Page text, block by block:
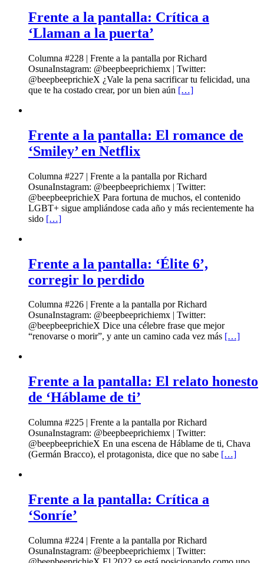
Frente a la pantalla: Crítica a
‘Llaman a la puerta’
Columna #228 | Frente a la pantalla por Richard
OsunaInstagram: @beepbeeprichiemx | Twitter:
@beepbeeprichieX ¿Vale la pena sacrificar tu felicidad, una
que te ha costado crear, por un bien aún […]
Frente a la pantalla: El romance de
‘Smiley’ en Netflix
Columna #227 | Frente a la pantalla por Richard
OsunaInstagram: @beepbeeprichiemx | Twitter:
@beepbeeprichieX Para fortuna de muchos, el contenido
LGBT+ sigue ampliándose cada año y más recientemente ha
sido […]
Frente a la pantalla: ‘Élite 6’,
corregir lo perdido
Columna #226 | Frente a la pantalla por Richard
OsunaInstagram: @beepbeeprichiemx | Twitter:
@beepbeeprichieX Dice una célebre frase que mejor
“renovarse o morir”, y ante un camino cada vez más […]
Frente a la pantalla: El relato honesto
de ‘Háblame de ti’
Columna #225 | Frente a la pantalla por Richard
OsunaInstagram: @beepbeeprichiemx | Twitter:
@beepbeeprichieX En una escena de Háblame de ti, Chava
(Germán Bracco), el protagonista, dice que no sabe […]
Frente a la pantalla: Crítica a
‘Sonríe’
Columna #224 | Frente a la pantalla por Richard
OsunaInstagram: @beepbeeprichiemx | Twitter: